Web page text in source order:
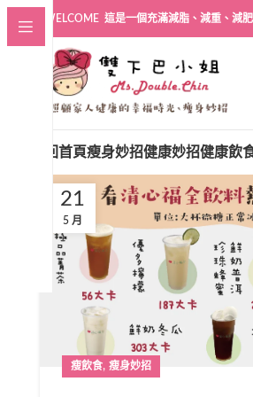
WELCOME 這是一個充滿減脂、減重、減
回首頁瘦身妙招健康妙招健康飲
21
5 月
瘦飲食, 瘦身妙招